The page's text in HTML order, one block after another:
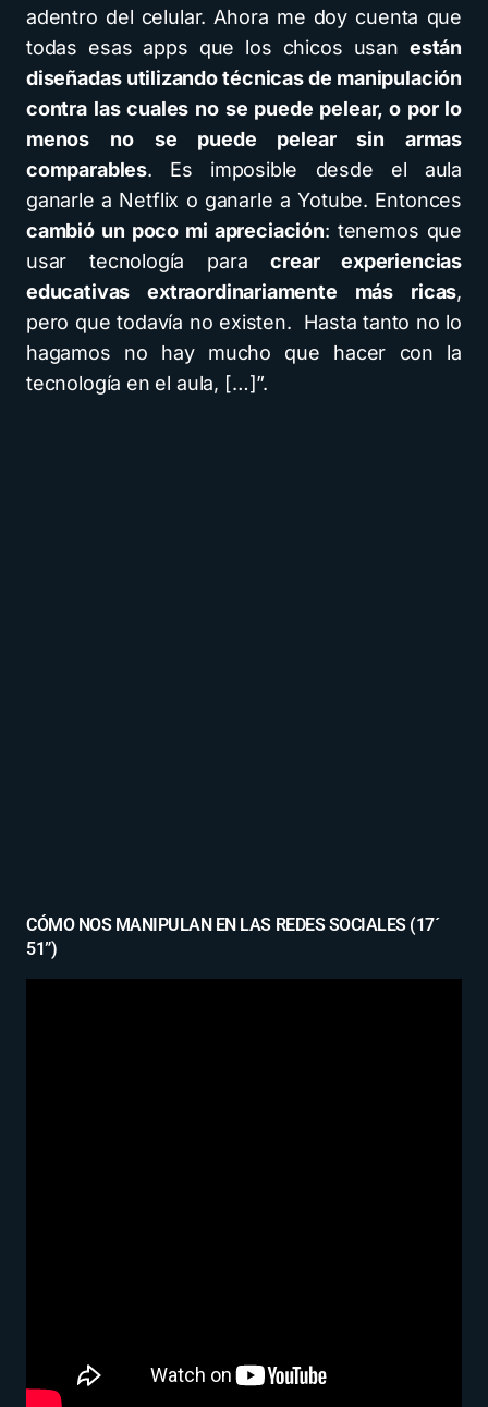
adentro del celular. Ahora me doy cuenta que
todas esas apps que los chicos usan están
diseñadas utilizando técnicas de manipulación
contra las cuales no se puede pelear, o por lo
menos no se puede pelear sin armas
comparables. Es imposible desde el aula
ganarle a Netflix o ganarle a Yotube. Entonces
cambió un poco mi apreciación: tenemos que
usar tecnología paracrear experiencias
educativas extraordinariamente más ricas,
pero que todavía no existen. Hasta tanto no lo
hagamos no hay mucho que hacer con la
tecnología en el aula, […]”.
CÓMO NOS MANIPULAN EN LAS REDES SOCIALES (17´
51”)